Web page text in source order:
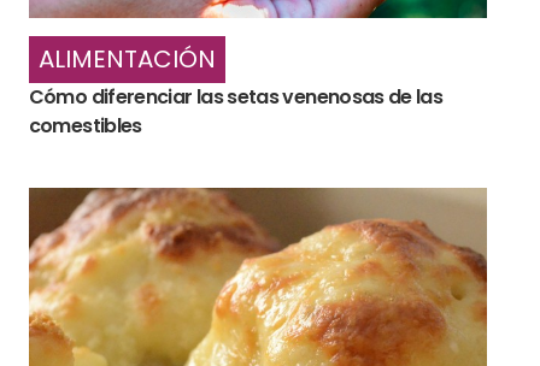
ALIMENTACIÓN
Cómo diferenciar las setas venenosas de las
comestibles